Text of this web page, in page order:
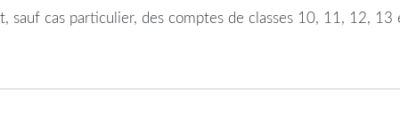
sauf cas particulier, des comptes de classes 10, 11, 12,